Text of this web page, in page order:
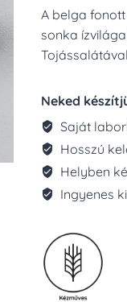
A belga
sonka
Neked
Saját
Hosszú
Helyben
Ingyenes